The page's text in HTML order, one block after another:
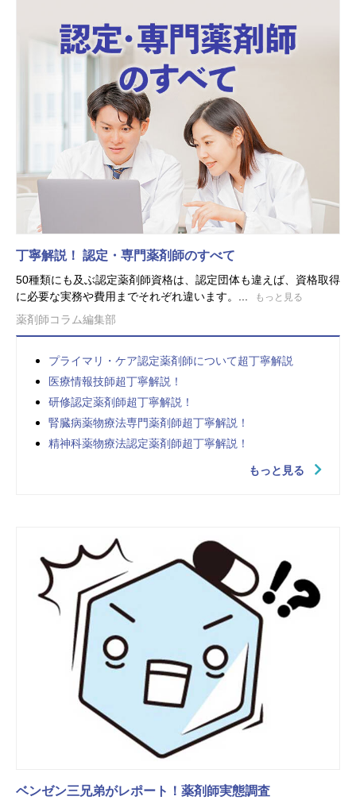
丁寧解説！ 認定・専門薬剤師のすべて
50種類にも及ぶ認定薬剤師資格は、認定団体も違えば、資格取得
に必要な実務や費用までそれぞれ違います。...
もっと見る
薬剤師コラム編集部
プライマリ・ケア認定薬剤師について超丁寧解説
医療情報技師超丁寧解説！
研修認定薬剤師超丁寧解説！
腎臓病薬物療法専門薬剤師超丁寧解説！
精神科薬物療法認定薬剤師超丁寧解説！
もっと見る
ベンゼン三兄弟がレポート！薬剤師実態調査